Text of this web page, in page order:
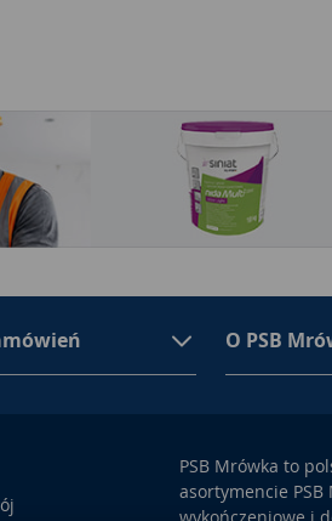
O PSB
PSB Mrówka to
asortymencie